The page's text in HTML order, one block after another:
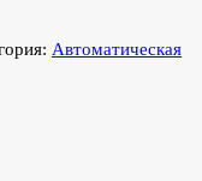
Автоматическая